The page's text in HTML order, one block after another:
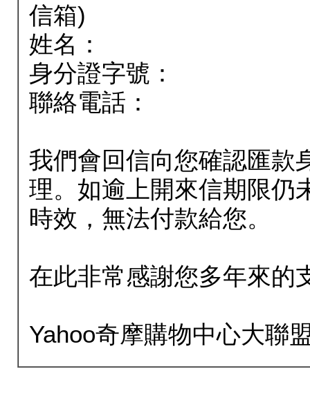
信箱)
姓名：
身分證字號：
聯絡電話：
我們會回信向您確認匯款
理。如逾上開來信期限仍
時效，無法付款給您。
在此非常感謝您多年來的
Yahoo奇摩購物中心大